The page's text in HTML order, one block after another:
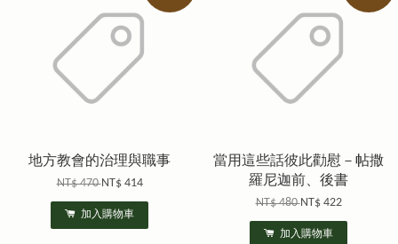
地方教會的治理與職事
NT$ 470NT$ 414
加入購物車
當用這些話彼此勸慰－帖撒
羅尼迦前、後書
NT$ 480NT$ 422
加入購物車